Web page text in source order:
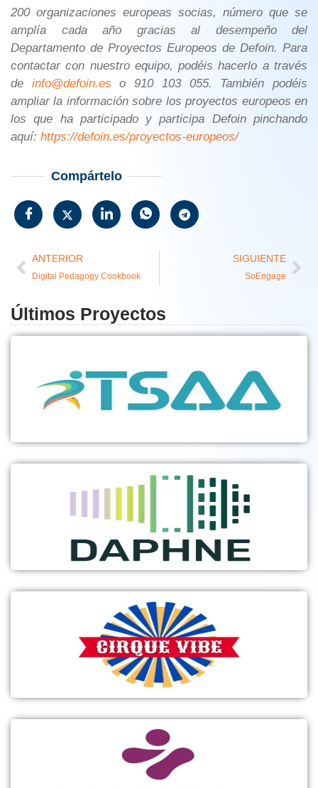
200 organizaciones europeas socias, número que se
amplía cada año gracias al desempeño del
Departamento de Proyectos Europeos de Defoin. Para
contactar con nuestro equipo, podéis hacerlo a través
de info@defoin.es o 910 103 055. También podéis
ampliar la información sobre los proyectos europeos en
los que ha participado y participa Defoin pinchando
aquí: https://defoin.es/proyectos-europeos/
Compártelo
ANTERIOR
Digital Pedagogy Cookbook
SIGUIENTE
SoEngage
Últimos Proyectos